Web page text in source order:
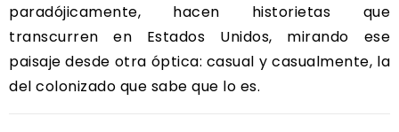
paradójicamente, hacen historietas que
transcurren en Estados Unidos, mirando ese
paisaje desde otra óptica: casual y casualmente, la
del colonizado que sabe que lo es.